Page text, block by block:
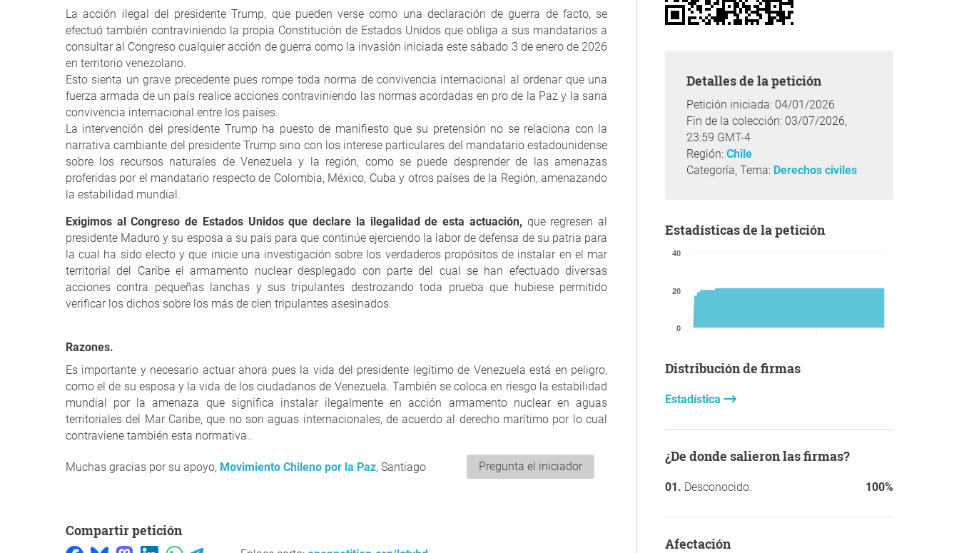
La acción ilegal del presidente Trump, que pueden verse como una declaración de guerra de facto, se
efectuó también contraviniendo la propia Constitución de Estados Unidos que obliga a sus mandatarios a
consultar al Congreso cualquier acción de guerra como la invasión iniciada este sábado 3 de enero de 2026
en territorio venezolano.
Esto sienta un grave precedente pues rompe toda norma de convivencia internacional al ordenar que una
fuerza armada de un país realice acciones contraviniendo las normas acordadas en pro de la Paz y la sana
convivencia internacional entre los países.
La intervención del presidente Trump ha puesto de manifiesto que su pretensión no se relaciona con la
narrativa cambiante del presidente Trump sino con los interese particulares del mandatario estadounidense
sobre los recursos naturales de Venezuela y la región, como se puede desprender de las amenazas
proferidas por el mandatario respecto de Colombia, México, Cuba y otros países de la Región, amenazando
la estabilidad mundial.
Exigimos al Congreso de Estados Unidos que declare la ilegalidad de esta actuación, que regresen al
presidente Maduro y su esposa a su país para que continúe ejerciendo la labor de defensa de su patria para
la cual ha sido electo y que inicie una investigación sobre los verdaderos propósitos de instalar en el mar
territorial del Caribe el armamento nuclear desplegado con parte del cual se han efectuado diversas
acciones contra pequeñas lanchas y sus tripulantes destrozando toda prueba que hubiese permitido
verificar los dichos sobre los más de cien tripulantes asesinados.
Razones.
Es importante y necesario actuar ahora pues la vida del presidente legítimo de Venezuela está en peligro,
como el de su esposa y la vida de los ciudadanos de Venezuela. También se coloca en riesgo la estabilidad
mundial por la amenaza que significa instalar ilegalmente en acción armamento nuclear en aguas
territoriales del Mar Caribe, que no son aguas internacionales, de acuerdo al derecho marítimo por lo cual
contraviene también esta normativa..
Muchas gracias por su apoyo, Movimiento Chileno por la Paz, Santiago Pregunta el iniciador
Compartir petición
Detalles de la petición
Petición iniciada: 04/01/2026
Fin de la colección: 03/07/2026,
23:59 GMT-4
Región: Chile
Categoría, Tema: Derechos civiles
Estadísticas de la petición
0
20
40
Distribución de firmas
Estadística
¿De donde salieron las firmas?
Desconocido. 100%
afectación